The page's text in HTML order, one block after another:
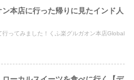
ン本店に行った帰りに見たインド人
行ってみました！くふ楽グルガオン本店Global